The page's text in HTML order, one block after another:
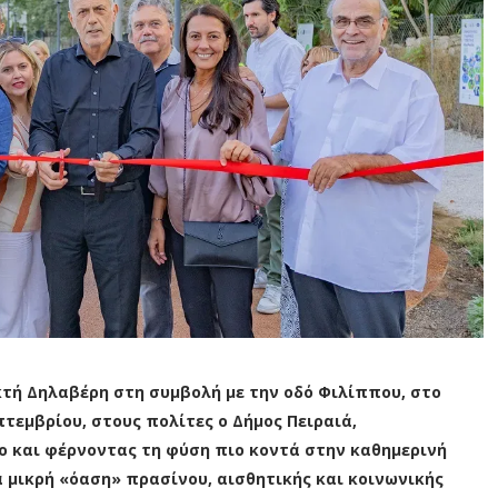
Δηλαβέρη στη συμβολή με την οδό Φιλίππου, στο
στους πολίτες ο Δήμος Πειραιά,
και φέρνοντας τη φύση πιο κοντά στην καθημερινή
«όαση» πρασίνου, αισθητικής και κοινωνικής